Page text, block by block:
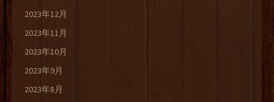
2023年12月
2023年11月
2023年10月
2023年9月
2023年8月